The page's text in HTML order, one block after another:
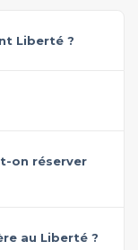
Liberté ?
on réserver
au Liberté ?